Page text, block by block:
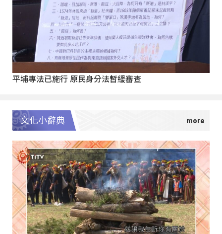
平埔專法已施行 原民身分法暫緩審查
文化小辭典